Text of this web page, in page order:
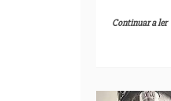
Continuar a ler